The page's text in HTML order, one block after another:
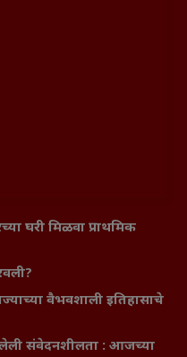
घरी मिळवा प्राथमिक
वैभवशाली इतिहासाचे
संवेदनशीलता : आजच्या